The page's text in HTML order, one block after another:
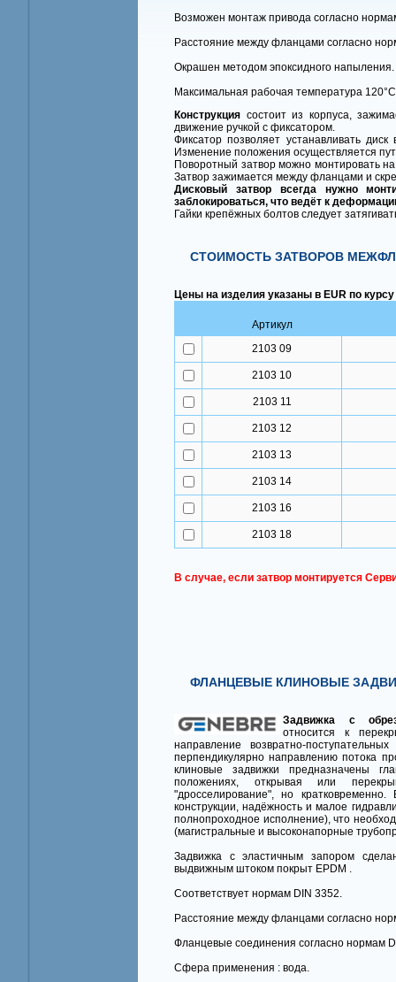
Возможен монтаж привода согласно
Расстояние между фланцами согласно
Окрашен методом эпоксидного напыления.
Максимальная рабочая температура
Конструкция состоит из корпуса,
движение ручкой с фиксатором.
Фиксатор позволяет устанавливать
Изменение положения осуществляется
Поворотный затвор можно монтировать
Затвор зажимается между фланцами и
Дисковый затвор всегда нужно
заблокироваться, что ведёт к
Гайки крепёжных болтов следует
СТОИМОСТЬ ЗАТВОРОВ
Цены на изделия указаны в EUR по
Артикул
2103 09
2103 10
2103 11
2103 12
2103 13
2103 14
2103 16
2103 18
В случае, если затвор монтируется
ФЛАНЦЕВЫЕ КЛИНОВЫЕ
Задвижка с
относится к
направление возвратно-
перпендикулярно направлению потока
клиновые задвижки предназначены
положениях, открывая или
"дросселирование", но
конструкции, надёжность и малое
полнопроходное исполнение), что
(магистральные и высоконапорные
Задвижка с эластичным запором
выдвижным штоком покрыт EPDM .
Соответствует нормам DIN 3352.
Расстояние между фланцами согласно
Фланцевые соединения согласно нормам
Сфера применения : вода.